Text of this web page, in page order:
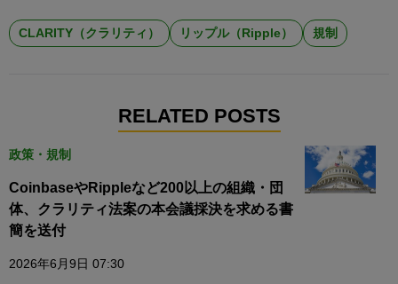
CLARITY（クラリティ） リップル（Ripple） 規制
RELATED POSTS
政策・規制
CoinbaseやRippleなど200以上の組織・団
体、クラリティ法案の本会議採決を求める書
簡を送付
2026年6月9日 07:30